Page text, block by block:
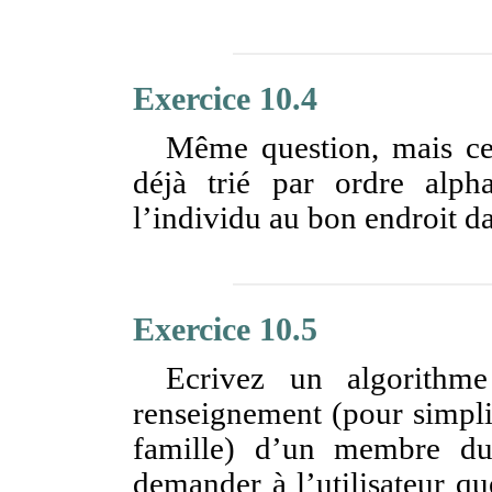
Exercice 10.4
Même question, mais
déjà trié par ordre
l’individu au bon endroit
Exercice 10.5
Ecrivez un
renseignement (pour
famille) d’un membre
demander à l’utilisateur